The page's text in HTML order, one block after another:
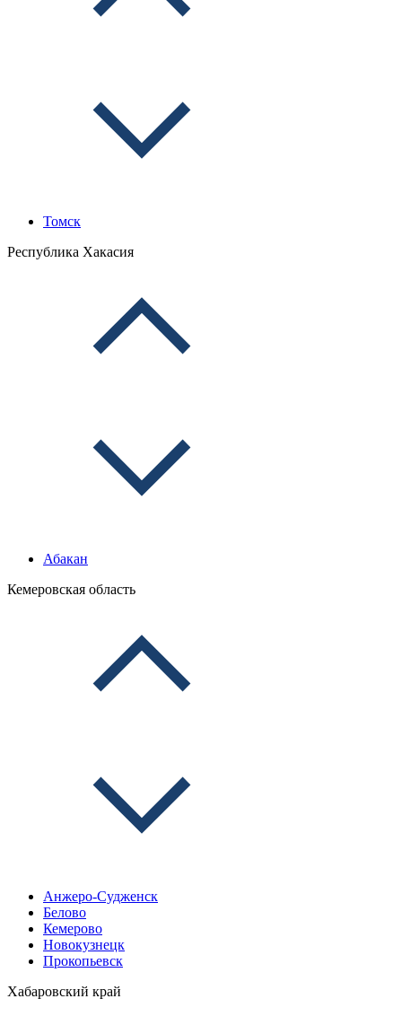
Томск
Республика Хакасия
Абакан
Кемеровская область
Анжеро-Судженск
Белово
Кемерово
Новокузнецк
Прокопьевск
Хабаровский край